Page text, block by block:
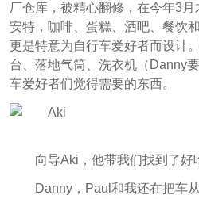
厂仓库，被精心翻修，在今年3
安特，咖啡、蛋糕、酒吧、餐饮
更是特意为自行车爱好者而设计
台、落地气筒、洗衣机（Danny
车爱好者们觉得需要的东西。
向导Aki，他带我们找到了好
Danny，Paul和我还在把车